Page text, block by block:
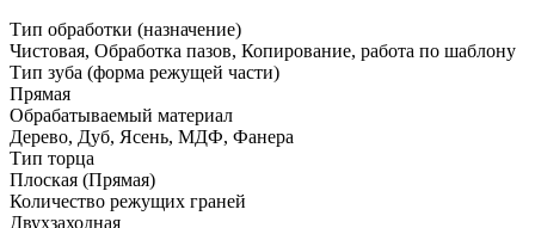
Тип обработки (назначение)
Чистовая, Обработка пазов, Копирование, работа по шаблону
Тип зуба (форма режущей части)
Прямая
Обрабатываемый материал
Дерево, Дуб, Ясень, МДФ, Фанера
Тип торца
Плоская (Прямая)
Количество режущих граней
Двухзаходная